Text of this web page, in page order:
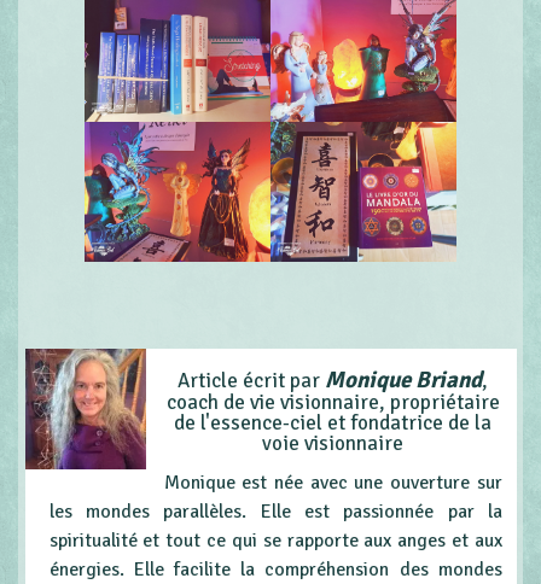
Article écrit par Monique Briand,
coach de vie visionnaire, propriétaire
de l'essence-ciel et fondatrice de la
voie visionnaire
Monique est née avec une ouverture sur
les mondes parallèles. Elle est passionnée par la
spiritualité et tout ce qui se rapporte aux anges et aux
énergies. Elle facilite la compréhension des mondes